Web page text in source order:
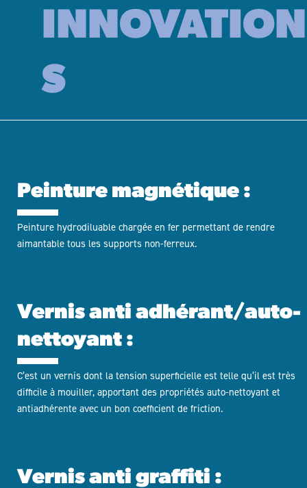
INNOVATION
S
Peinture magnétique :
Peinture hydrodiluable chargée en fer permettant de rendre
aimantable tous les supports non-ferreux.
Vernis anti adhérant/auto-
nettoyant :
C’est un vernis dont la tension superficielle est telle qu’il est très
difficile à mouiller, apportant des propriétés auto-nettoyant et
antiadhérente avec un bon coefficient de friction.
Vernis anti graffiti :